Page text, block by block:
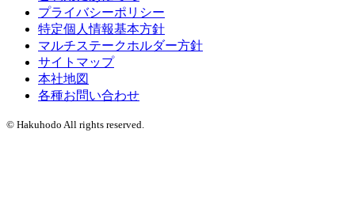
プライバシーポリシー
特定個人情報基本方針
マルチステークホルダー方針
サイトマップ
本社地図
各種お問い合わせ
© Hakuhodo All rights reserved.